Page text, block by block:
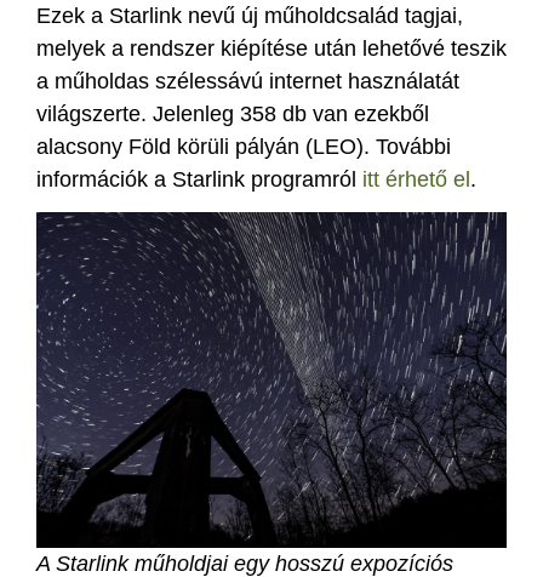
Ezek a Starlink nevű új műholdcsalád tagjai,
melyek a rendszer kiépítése után lehetővé teszik
a műholdas szélessávú internet használatát
világszerte. Jelenleg 358 db van ezekből
alacsony Föld körüli pályán (LEO). További
információk a Starlink programról itt érhető el.
A Starlink műholdjai egy hosszú expozíciós